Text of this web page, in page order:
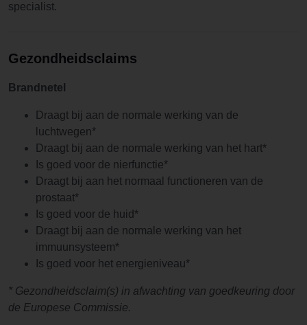
specialist.
Gezondheidsclaims
Brandnetel
Draagt bij aan de normale werking van de
luchtwegen*
Draagt bij aan de normale werking van het hart*
Is goed voor de nierfunctie*
Draagt bij aan het normaal functioneren van de
prostaat*
Is goed voor de huid*
Draagt bij aan de normale werking van het
immuunsysteem*
Is goed voor het energieniveau*
* Gezondheidsclaim(s) in afwachting van goedkeuring door
de Europese Commissie.